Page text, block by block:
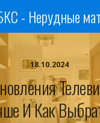
- Нерудные
18.10.2024
И Как